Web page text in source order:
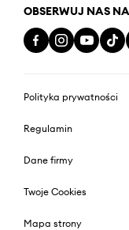
OBSERWUJ NAS
Polityka prywatności
Regulamin
Dane firmy
Twoje Cookies
Mapa strony